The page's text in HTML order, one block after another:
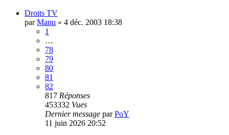
Droits TV
parManu » 4 déc. 2003 18:38
1
…
78
79
80
81
82
817 Réponses
453332 Vues
Dernier message parPoY
11 juin 2026 20:52